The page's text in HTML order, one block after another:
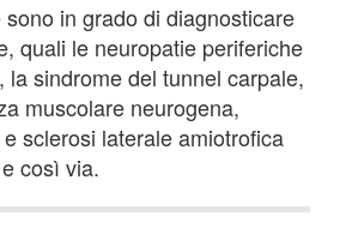
in grado di diagnosticare
quali le neuropatie periferiche
la sindrome del tunnel carpale,
muscolare neurogena,
sclerosi laterale amiotrofica
così via.